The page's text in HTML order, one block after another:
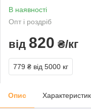
В наявності
Опт і роздріб
від 820 ₴/кг
779 ₴ від 5000 кг
Опис